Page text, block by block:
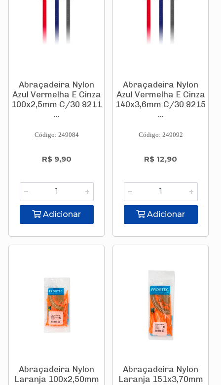
Abraçadeira Nylon
Azul Vermelha E Cinza
100x2,5mm C/30 9211
...
Código: 249084
R$ 9,90
Adicionar
Abraçadeira Nylon
Azul Vermelha E Cinza
140x3,6mm C/30 9215
...
Código: 249092
R$ 12,90
Adicionar
Abraçadeira Nylon
Laranja 100x2,50mm
Abraçadeira Nylon
Laranja 151x3,70mm